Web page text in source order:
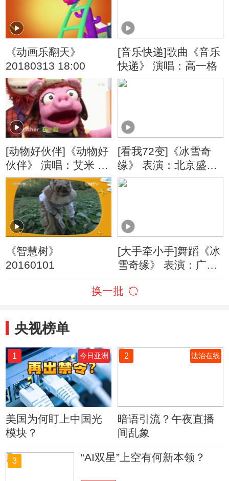
《动画乐翻天》
20180313 18:00
[音乐快递]歌曲《音乐
快递》 演唱：高一格
[动物好伙伴]《动物好
伙伴》 演唱：艾米 刘
禹鑫 周漾玥
[看我72变]《冰雪奇
缘》 表演：北京盛世
银河艺术培训中心
《智慧树》
20160101
[大手牵小手]舞蹈《冰
雪奇缘》 表演：广州
作室
换一批
央视榜单
1 今日亚洲
美国为何盯上中国光
模块？
2 法治在线
暗语引流？午夜直播
间乱象
3 “AI双星”上空有何新本领？